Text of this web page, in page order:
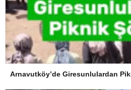
Arnavutköy’de Giresunlulardan